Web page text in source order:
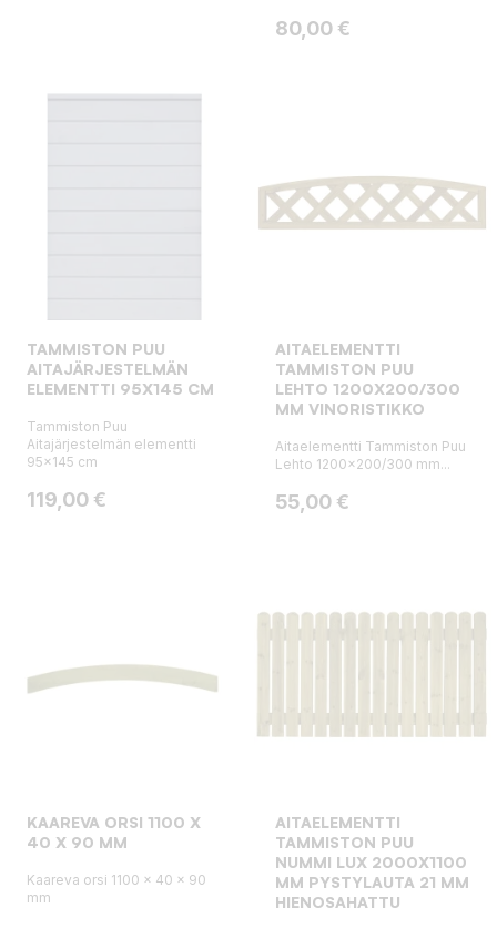
Hinta
80,00 €
TAMMISTON PUU
AITAJÄRJESTELMÄN
ELEMENTTI 95X145 CM
Tammiston Puu
Aitajärjestelmän elementti
95x145 cm
Hinta
119,00 €
AITAELEMENTTI
TAMMISTON PUU
LEHTO 1200X200/300
MM VINORISTIKKO
Aitaelementti Tammiston Puu
Lehto 1200x200/300 mm...
Hinta
55,00 €
KAAREVA ORSI 1100 X
40 X 90 MM
Kaareva orsi 1100 x 40 x 90
mm
AITAELEMENTTI
TAMMISTON PUU
NUMMI LUX 2000X1100
MM PYSTYLAUTA 21 MM
HIENOSAHATTU